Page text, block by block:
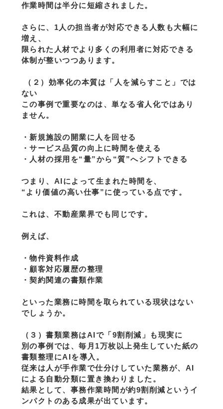
作業時間は半分に短縮されました。
さらに、1人の担当者が対応できる人数も大幅に
増え、
限られた人材でより多くの利用者に対応できる
体制が整いつつあります。
ない
この事例で重要なのは、単なる省人化ではあり
ません。
・新規施設の開業に人を回せる
・サービス品質の向上に時間を使える
・人材の採用を“量”から“質”へシフトできる
つまり、AIによって生まれた時間を、
“より価値の高い仕事”に使っている点です。
これは、不動産業界でも同じです。
例えば、
・物件資料作成
・顧客対応履歴の整理
・契約関連の書類作業
といった業務に時間を取られている現状はない
でしょうか。
（３）書類業務はAIで「9割削減」も現実に
別の事例では、毎月1万枚以上発生していた紙の
書類整理にAIを導入。
従来は人が手作業で仕分けしていた業務が、AI
による自動分類に置き換わりました。
結果として、事務作業時間が約9割削減というイ
ンパクトのある成果が出ています。